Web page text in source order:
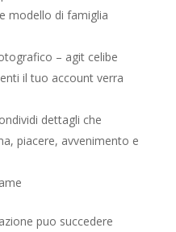
modello di famiglia
– agit celibe
il tuo account verra
dettagli che
piacere, avvenimento e
puo succedere